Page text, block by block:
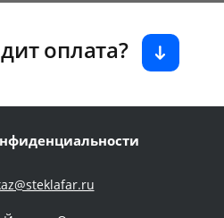
оплата?